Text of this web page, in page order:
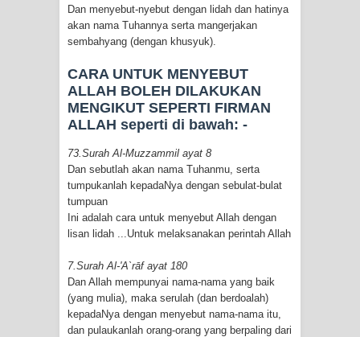
Dan menyebut-nyebut dengan lidah dan hatinya
akan nama Tuhannya serta mangerjakan
sembahyang (dengan khusyuk).
CARA UNTUK MENYEBUT
ALLAH BOLEH DILAKUKAN
MENGIKUT SEPERTI FIRMAN
ALLAH seperti di bawah: -
73.Surah Al-Muzzammil ayat 8
Dan sebutlah akan nama Tuhanmu, serta
tumpukanlah kepadaNya dengan sebulat-bulat
tumpuan
Ini adalah cara untuk menyebut Allah dengan
lisan lidah ...Untuk melaksanakan perintah Allah
7.Surah Al-'A`rāf ayat 180
Dan Allah mempunyai nama-nama yang baik
(yang mulia), maka serulah (dan berdoalah)
kepadaNya dengan menyebut nama-nama itu,
dan pulaukanlah orang-orang yang berpaling dari